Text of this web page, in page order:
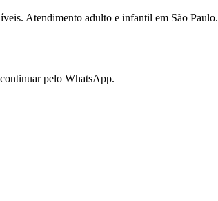
Atendimento adulto e infantil em São Paulo.
pelo WhatsApp.